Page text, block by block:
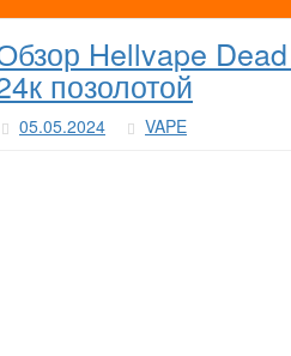
Hellvape
позолотой
05.05.2024 VAPE